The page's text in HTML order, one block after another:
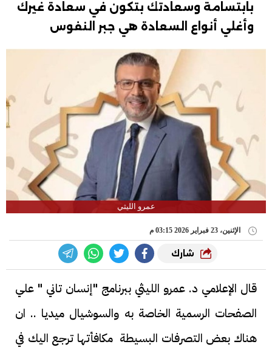
بابتسامة وسعادتك بتكون في سعادة غيرك
وأغلي أنواع السعادة هي جبر النفوس
عمرو الليثي
الإثنين، 23 فبراير 2026 03:15 م
شارك
قال الإعلامي د. عمرو الليثي ببرنامج "إنسان تاني " علي
الصفحات الرسمية الخاصة به والسوشيال ميديا .. ان
هناك بعض التصرفات البسيطة مكافأتها ترجع اليك في